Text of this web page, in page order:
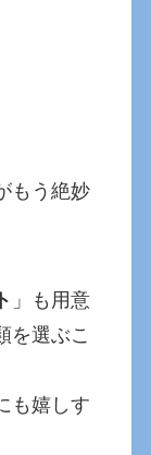
もう絶妙
」も用意
を選ぶこ
も嬉しす